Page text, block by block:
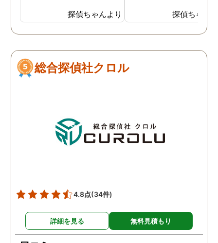
も悔しい結果となってしま
い残念です。 子ども達の
為、私自身の為にも結果を
決断しました。 私一人では
解決できなかったので、協
探偵ちゃんより
で、良しとしているわけ
はありません。しかし最
では私にも知恵がつき、
した。定期的に探偵にも
頼をしており、これで夫
夫を黙らせるには最も有
的な方法だと信じていま
探偵ちゃん
総合探偵社クロル
4.8点(34件)
詳細を見る 無料見積もり